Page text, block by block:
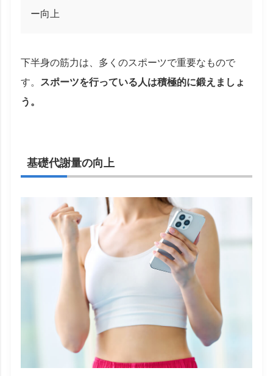
ー向上
下半身の筋力は、多くのスポーツで重要なもので
す。 スポーツを行っている人は積極的に鍛えましょ
う。
基礎代謝量の向上